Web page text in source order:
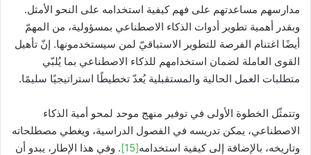
مدارسهم مساعدتهم على فهم كيفية استخدامه على النحو الأمثل.
وبقدر أهمية تطوير أدوات الذكاء الاصطناعي بمسؤولية، من المهمّ
أيضًا اغتنام الفرصة للتطوير الاستباقيّ لمن سيستخدمونها. إنّ تأهيل
القوى العاملة لضمان استخدامهم للذكاء الاصطناعي بما يُلبّي
متطلبات العمل الحالية والمستقبلية يُعدّ تخطيطًا استراتيجيًا سليمًا.
وتتمثّل الخطوة الأولى في توفير منهج موحد لمحو أمية الذكاء
الاصطناعي، يمكن تدريسه في الفصول الدراسية، ويغطي مصطلحاته
وتاريخه، بالإضافة إلى كيفية استخدامه[15]
. وفي هذا الإطار، يبدو أن